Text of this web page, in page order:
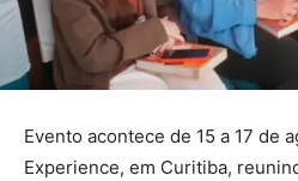
Evento acontece de 15 a 17 de
Experience, em Curitiba,